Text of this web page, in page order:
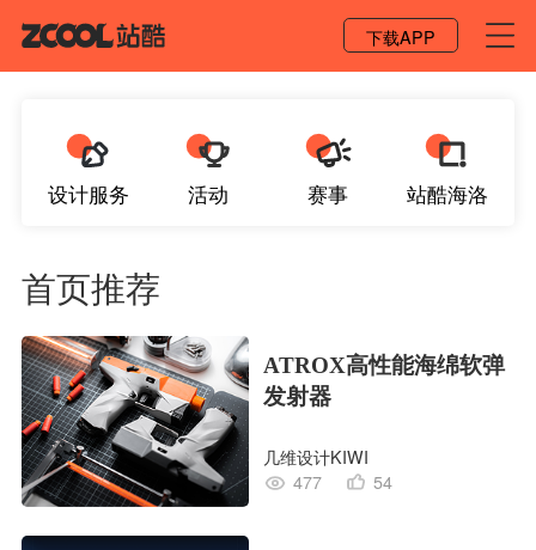
下载APP
设计服务 活动 赛事 站酷海洛
首页推荐
ATROX高性能海绵软弹
发射器
几维设计KIWI
477
54